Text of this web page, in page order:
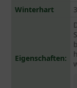
Winterhart
Eigenschaften: